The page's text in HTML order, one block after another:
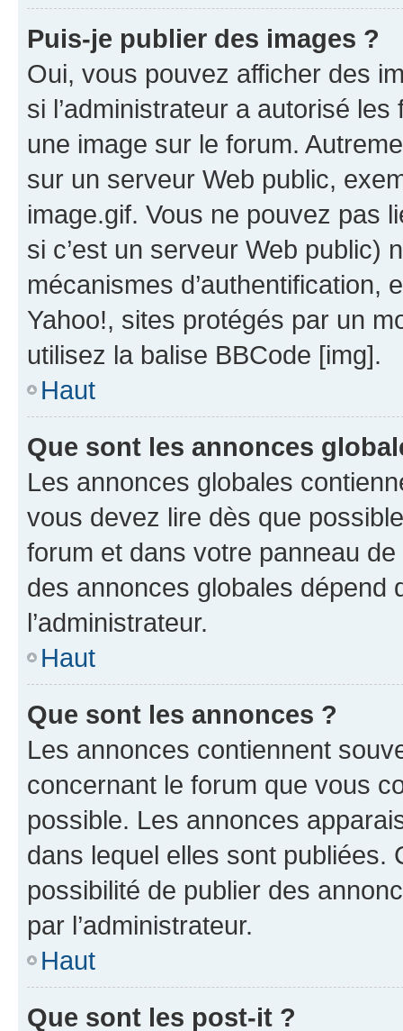
Puis-je publier des images ?
Oui, vous pouvez afficher des
si l’administrateur a autorisé
une image sur le forum.
sur un serveur Web public,
image.gif. Vous ne pouvez pas
si c’est un serveur Web public)
mécanismes d’authentification,
Yahoo!, sites protégés par un
utilisez la balise BBCode [img].
Haut
Que sont les annonces
Les annonces globales
vous devez lire dès que
forum et dans votre panneau
des annonces globales dépend
l’administrateur.
Haut
Que sont les annonces ?
Les annonces contiennent
concernant le forum que vous
possible. Les annonces
dans lequel elles sont publiées.
possibilité de publier des
par l’administrateur.
Haut
Que sont les post-it ?